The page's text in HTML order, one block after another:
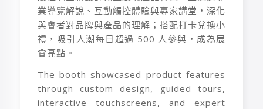
業導覽解說、互動觸控體驗與專家講堂，深化
與會者對品牌與產品的理解；搭配打卡兌換小
禮，吸引人潮每日超過 500 人參與，成為展
會亮點。
The booth showcased product features
through custom design, guided tours,
interactive touchscreens, and expert